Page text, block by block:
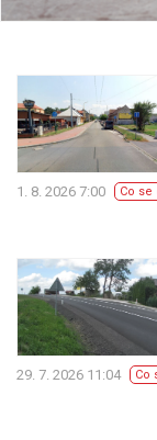
1. 8. 2026 7:00 Co se
29. 7. 2026 11:04 Co